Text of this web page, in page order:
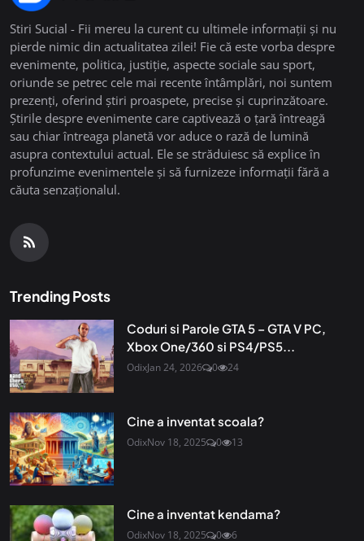
Stiri Sucial - Fii mereu la curent cu ultimele informații și nu
pierde nimic din actualitatea zilei! Fie că este vorba despre
evenimente, politica, justiție, aspecte sociale sau sport,
oriunde se petrec cele mai recente întâmplări, noi suntem
prezenți, oferind știri proaspete, precise și cuprinzătoare.
Știrile despre evenimente care captivează o țară întreagă
sau chiar întreaga planetă vor aduce o rază de lumină
asupra contextului actual. Ele se străduiesc să explice în
profunzime evenimentele și să furnizeze informații fără a
căuta senzaționalul.
Trending Posts
Coduri si Parole GTA 5 – GTA V PC,
Xbox One/360 si PS4/PS5...
OdixJan 24, 2026 0 24
Cine a inventat scoala?
OdixNov 18, 2025 0 13
Cine a inventat kendama?
OdixNov 18, 2025 0 6